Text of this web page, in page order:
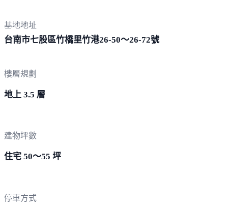
基地地址
台南市七股區竹橋里竹港26-50～26-72號
樓層規劃
地上 3.5 層
建物坪數
住宅 50～55 坪
停車方式